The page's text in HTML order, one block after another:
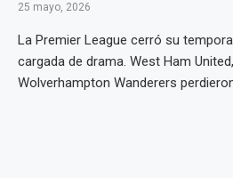
25 mayo, 2026
La Premier League cerró su
cargada de drama. West Ham
Wolverhampton Wanderers